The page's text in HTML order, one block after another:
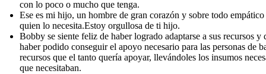
con lo poco o mucho que tenga.
Ese es mi hijo, un hombre de gran corazón y sobre todo
quien lo necesita.Estoy orgullosa de ti hijo.
Bobby se siente feliz de haber logrado adaptarse a sus recursos y
haber podido conseguir el apoyo necesario para las personas de
recursos que el tanto quería apoyar, llevándoles los insumos
que necesitaban.